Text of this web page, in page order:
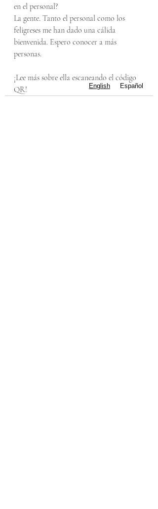
en el personal?
La gente. Tanto el personal como los
feligreses me han dado una cálida
bienvenida. Espero conocer a más
personas.
¡Lee más sobre ella escaneando el código
QR!
English Español